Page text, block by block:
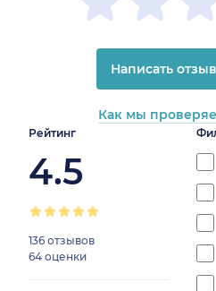
Рейтинг
4.5
136 отзывов
64 оценки
2.5%
9%
progress:
Написать отзыв
Как мы